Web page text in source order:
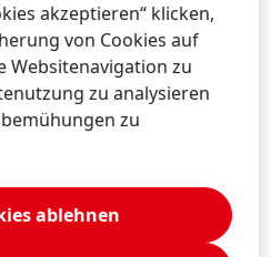
macht es den
Lerneinheiten in ihren
akzeptieren“ klicken,
von Cookies auf
Websitenavigation zu
zu analysieren
zu
ablehnen